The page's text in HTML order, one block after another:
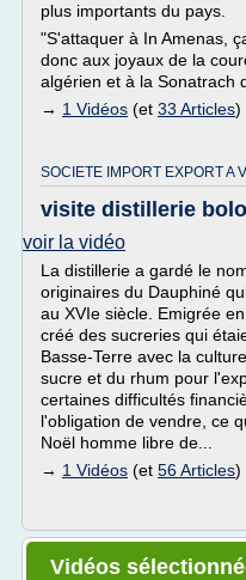
plus importants du pays.
"S'attaquer à In Amenas,
donc aux joyaux de la
algérien et à la Sonatrach
→ 1 Vidéos (et 33 Articles)
SOCIETE IMPORT EXPORT A
visite distillerie
voir la vidéo
La distillerie a gardé le
originaires du Dauphiné
au XVIe siècle. Emigrée
créé des sucreries qui
Basse-Terre avec la
sucre et du rhum pour
certaines difficultés
l'obligation de vendre, ce
Noël homme libre de...
→ 1 Vidéos (et 56 Articles)
Vidéos